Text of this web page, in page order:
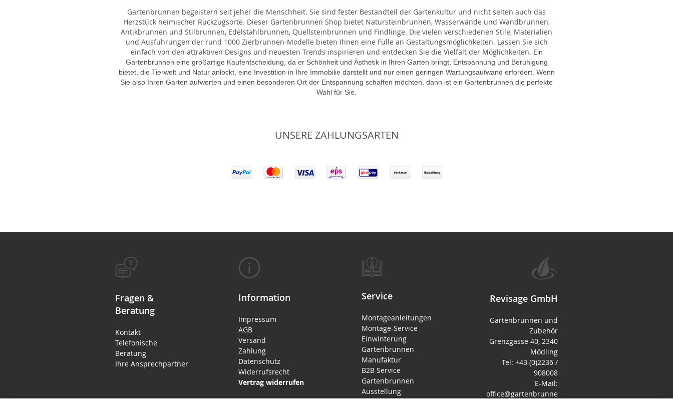
Gartenbrunnen begeistern seit jeher die Menschheit. Sie sind fester Bestandteil der Gartenkultur und nicht selten auch das
Herzstück heimischer Rückzugsorte. Dieser Gartenbrunnen Shop bietet Natursteinbrunnen, Wasserwände und Wandbrunnen,
Antikbrunnen und Stilbrunnen, Edelstahlbrunnen, Quellsteinbrunnen und Findlinge. Die vielen verschiedenen Stile, Materialien
und Ausführungen der rund 1000 Zierbrunnen-Modelle bieten Ihnen eine Fülle an Gestaltungsmöglichkeiten. Lassen Sie sich
einfach von den attraktiven Designs und neuesten Trends inspirieren und entdecken Sie die Vielfalt der Möglichkeiten. Ein
Gartenbrunnen eine großartige Kaufentscheidung, da er Schönheit und Ästhetik in Ihren Garten bringt, Entspannung und Beruhigung
bietet, die Tierwelt und Natur anlockt, eine Investition in Ihre Immobilie darstellt und nur einen geringen Wartungsaufwand erfordert. Wenn
Sie also Ihren Garten aufwerten und einen besonderen Ort der Entspannung schaffen möchten, dann ist ein Gartenbrunnen die perfekte
Wahl für Sie.
UNSERE ZAHLUNGSARTEN
Fragen &
Beratung
Kontakt
Telefonische
Beratung
Ihre Ansprechpartner
Information
Impressum
AGB
Versand
Zahlung
Datenschutz
Widerrufsrecht
Vertrag widerrufen
Service
Montageanleitungen
Montage-Service
Einwinterung
Gartenbrunnen
Manufaktur
B2B Service
Gartenbrunnen
Ausstellung
Revisage GmbH
Gartenbrunnen und
Zubehör
Grenzgasse 40, 2340
Mödling
Tel: +43 (0)2236 /
908008
E-Mail:
office@gartenbrunne